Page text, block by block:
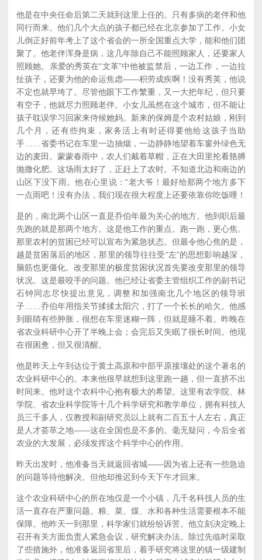
他是在中央任命后第二天就到这里上任的。只有多病的老伴和他
同行而来。他们几个大点的孩子都已经在北京参加了工作。小女
儿倒正好前年考上了这个省会的一所全国重点大学，能和他们团
聚了。他老伴浑身是病，这几年除自己不能照顾家人，还要家人
照顾她。亲爱的秀英在“文革”中他被监禁后，一边工作，一边拉
扯孩子，还要为他的命运焦虑——积劳成疾啊！没有秀英，他说
不定也就早垮了。尽管他眼下工作繁重，又一大把年纪，但只要
有空子，他就尽力照顾老伴。小女儿虽然在这个城市，但不能让
孩子耽误学习回家来侍候她妈。新来的保姆是个农村姑娘，刚到
几个月，还有些拘束，家务活上有时还得要他给这孩子当助
手……省委书记在车里一边抽烟，一边静静地望着车窗外绿色无
边的麦田。蒙蒙春雨中，农人们戴着草帽，正在大田里抡看胳膊
抛撒化肥。这场雨太好了，正赶上了农时。不知道北边和南边的
山区下没下雨。他在心里说：“老大爷！最好给那两个地方多下
一点雨吧！没有办法，我们现在很大程度上还要依靠你吃饭哩！
是的，南北两个山区一直是乔伯年最为关心的地方。他到职后最
先跑的就是那两个地方。这是他工作的重点。跑一跑，更心焦。
那里农村的贫困已经可以宣布为紧急状态。但最令他心焦的是，
越是贫困落后的地区，那里的领导往往受“左”的思想影响越深，
脑筋也更僵化。改变那里的极度贫困状况首先要改变那里的领导
状况。这是最咬手的问题。他已经让省委主管组织工作的副书记
石钟同志尽快提出意见，调整和加强南北几个地区的领导班
子……乔伯年用指关节揉揉太阳穴，打了一个长长的哈欠。他感
到眼睛有些肿胀，很想在车里迷糊一阵，但就是睡不着。昨晚在
省农业科研中心开了半晚上会；会完后又失眠了很长时间。他现
在很困惫，但又很清醒。
他是昨天上午到达位于黄土高原和中部平原接壤处的这个著名的
农业科研中心的。本来他很早就想到这里跑一趟，但一直挤不出
时间来。他对这个农科中心抱有极大的希望。这里有农学院、林
学院、省农业科学院等十几个科学研究和教学单位，拥有科技人
员三千多人，仅教授和副研究员以上就有二百五十人左右，真正
是人才荟萃之地——这在全国也是不多的。毫无疑问，今后全省
农业的大发展，必须发挥这个科学中心的作用。
昨天出发时，他准备当天就返回省城——因为省上还有一些急迫
的问题等待他解决。但他却推迟到今天下午才回来。
这个农业科研中心的所在地仅是一个小镇，几千名科技人员的生
活一直存在严重问题。粮、菜、煤、水和各种生活需要根本不能
保障。他昨天一到那里，科学家们就纷纷诉苦。他立刻决定晚上
召开有关方面负责人紧急会议，研究解决办法。除过先临时采取
了些措施外，他准备返回省里后，着手研究将这里的镇一级建制